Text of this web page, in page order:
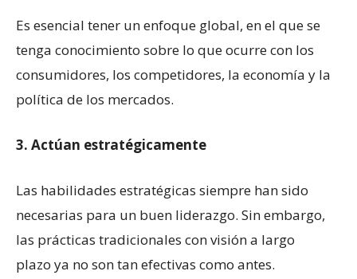
Es esencial tener un enfoque global, en el que se
tenga conocimiento sobre lo que ocurre con los
consumidores, los competidores, la economía y la
política de los mercados.
3. Actúan estratégicamente
Las habilidades estratégicas siempre han sido
necesarias para un buen liderazgo. Sin embargo,
las prácticas tradicionales con visión a largo
plazo ya no son tan efectivas como antes.